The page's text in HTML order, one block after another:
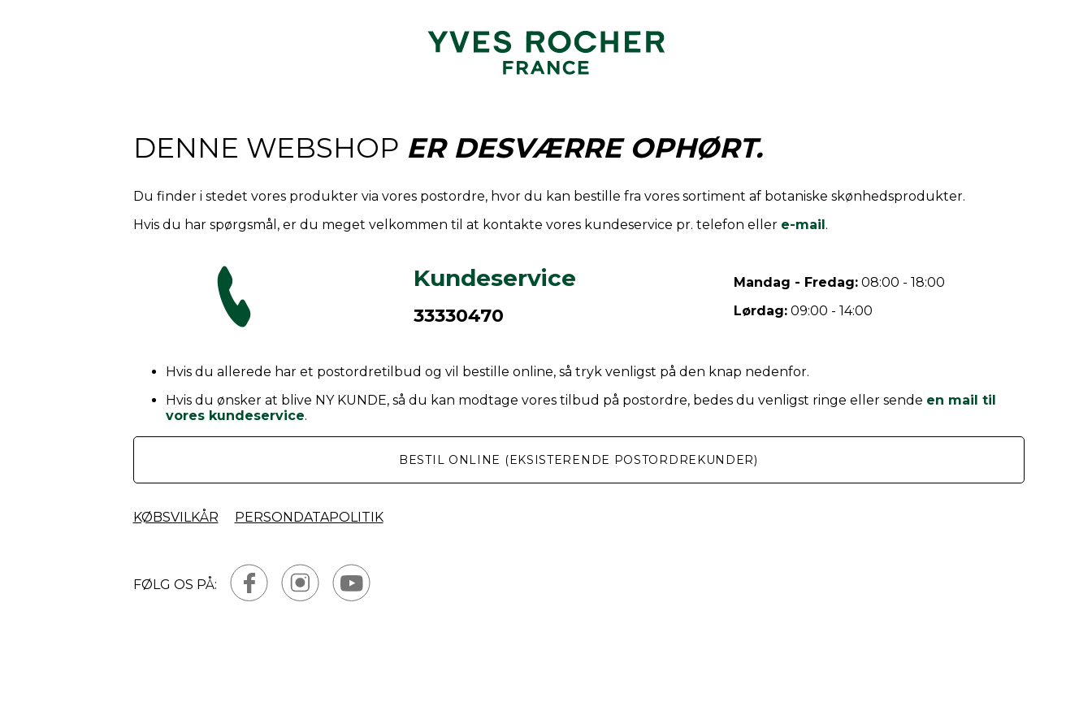
DENNE WEBSHOP ER DESVÆRRE OPHØRT.
Du finder i stedet vores produkter via vores postordre, hvor du kan bestille fra vores sortiment af botaniske skønhedsprodukter.
Hvis du har spørgsmål, er du meget velkommen til at kontakte vores kundeservice pr. telefon eller e-mail.
Kundeservice
33330470
Mandag - Fredag: 08:00 - 18:00
Lørdag: 09:00 - 14:00
Hvis du allerede har et postordretilbud og vil bestille online, så tryk venligst på den knap nedenfor.
Hvis du ønsker at blive NY KUNDE, så du kan modtage vores tilbud på postordre, bedes du venligst ringe eller sende en mail til
vores kundeservice.
BESTIL ONLINE (EKSISTERENDE POSTORDREKUNDER)
KØBSVILKÅR PERSONDATAPOLITIK
FØLG OS PÅ: